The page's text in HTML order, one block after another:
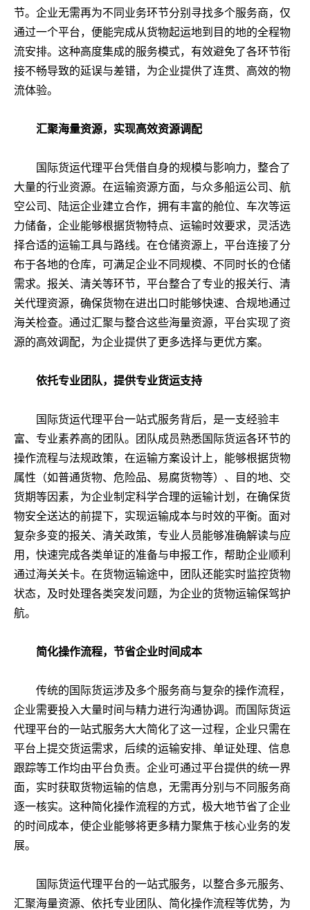
节。企业无需再为不同业务环节分别寻找多个服务商，仅
通过一个平台，便能完成从货物起运地到目的地的全程物
流安排。这种高度集成的服务模式，有效避免了各环节衔
接不畅导致的延误与差错，为企业提供了连贯、高效的物
流体验。
汇聚海量资源，实现高效资源调配
国际货运代理平台凭借自身的规模与影响力，整合了
大量的行业资源。在运输资源方面，与众多船运公司、航
空公司、陆运企业建立合作，拥有丰富的舱位、车次等运
力储备，企业能够根据货物特点、运输时效要求，灵活选
择合适的运输工具与路线。在仓储资源上，平台连接了分
布于各地的仓库，可满足企业不同规模、不同时长的仓储
需求。报关、清关等环节，平台整合了专业的报关行、清
关代理资源，确保货物在进出口时能够快速、合规地通过
海关检查。通过汇聚与整合这些海量资源，平台实现了资
源的高效调配，为企业提供了更多选择与更优方案。
依托专业团队，提供专业货运支持
国际货运代理平台一站式服务背后，是一支经验丰
富、专业素养高的团队。团队成员熟悉国际货运各环节的
操作流程与法规政策，在运输方案设计上，能够根据货物
属性（如普通货物、危险品、易腐货物等）、目的地、交
货期等因素，为企业制定科学合理的运输计划，在确保货
物安全送达的前提下，实现运输成本与时效的平衡。面对
复杂多变的报关、清关政策，专业人员能够准确解读与应
用，快速完成各类单证的准备与申报工作，帮助企业顺利
通过海关关卡。在货物运输途中，团队还能实时监控货物
状态，及时处理各类突发问题，为企业的货物运输保驾护
航。
简化操作流程，节省企业时间成本
传统的国际货运涉及多个服务商与复杂的操作流程，
企业需要投入大量时间与精力进行沟通协调。而国际货运
代理平台的一站式服务大大简化了这一过程，企业只需在
平台上提交货运需求，后续的运输安排、单证处理、信息
跟踪等工作均由平台负责。企业可通过平台提供的统一界
面，实时获取货物运输的信息，无需再分别与不同服务商
逐一核实。这种简化操作流程的方式，极大地节省了企业
的时间成本，使企业能够将更多精力聚焦于核心业务的发
展。
国际货运代理平台的一站式服务，以整合多元服务、
汇聚海量资源、依托专业团队、简化操作流程等优势，为